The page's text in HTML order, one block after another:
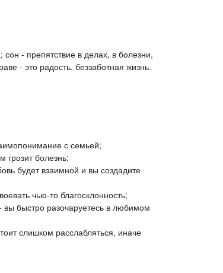
- препятствие в делах, в болезни,
- это радость, беззаботная жизнь.
с семьей;
грозит болезнь;
будет взаимной и вы создадите
чью-то благосклонность;
быстро разочаруетесь в любимом
слишком расслабляться, иначе